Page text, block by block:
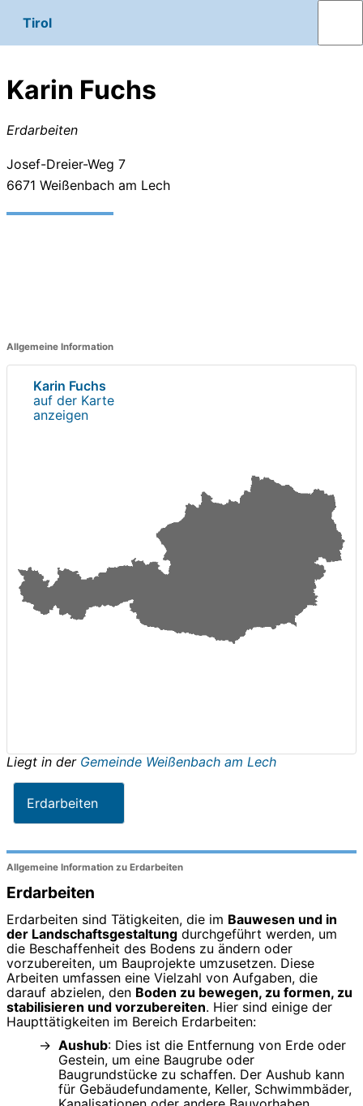
Tirol
Karin Fuchs
Erdarbeiten
Josef-Dreier-Weg 7
6671 Weißenbach am Lech
Allgemeine Information
Karin Fuchs
auf der Karte
anzeigen
Liegt in der Gemeinde Weißenbach am Lech
Erdarbeiten
Allgemeine Information zu Erdarbeiten
Erdarbeiten
Erdarbeiten sind Tätigkeiten, die im Bauwesen und in
der Landschaftsgestaltung durchgeführt werden, um
die Beschaffenheit des Bodens zu ändern oder
vorzubereiten, um Bauprojekte umzusetzen. Diese
Arbeiten umfassen eine Vielzahl von Aufgaben, die
darauf abzielen, den Boden zu bewegen, zu formen, zu
stabilisieren und vorzubereiten. Hier sind einige der
Haupttätigkeiten im Bereich Erdarbeiten:
Aushub: Dies ist die Entfernung von Erde oder
Gestein, um eine Baugrube oder
Baugrundstücke zu schaffen. Der Aushub kann
für Gebäudefundamente, Keller, Schwimmbäder,